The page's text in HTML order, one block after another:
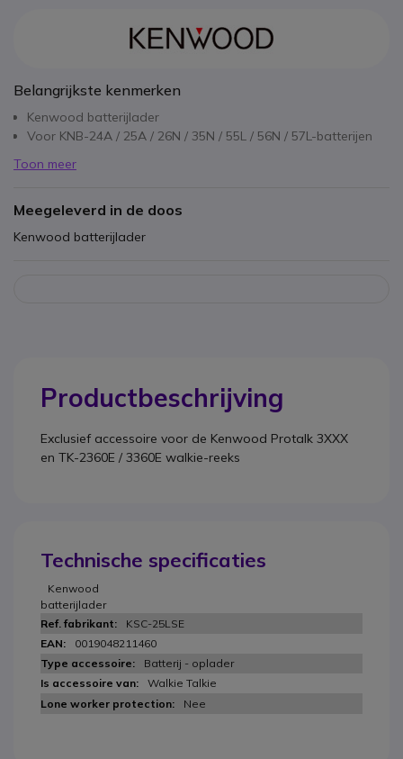
Belangrijkste kenmerken
Kenwood batterijlader
Voor KNB-24A / 25A / 26N / 35N / 55L / 56N / 57L-batterijen
Toon meer
Meegeleverd in de doos
Kenwood batterijlader
Productbeschrijving
Exclusief accessoire voor de Kenwood Protalk 3XXX
en TK-2360E / 3360E walkie-reeks
Technische specificaties
Kenwood
batterijlader
KSC-25LSE
0019048211460
Batterij - oplader
Walkie Talkie
Nee